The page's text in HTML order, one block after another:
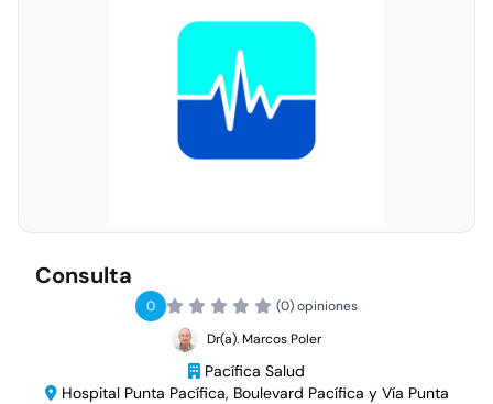
Consulta
0
(0) opiniones
Dr(a). Marcos Poler
Pacífica Salud
Hospital Punta Pacífica, Boulevard Pacífica y Vía Punta